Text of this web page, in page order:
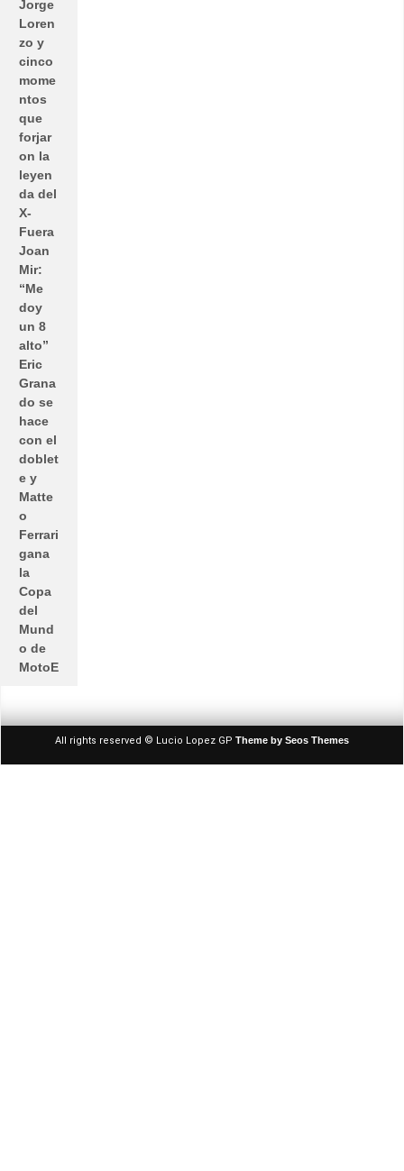
Jorge
Loren
zo y
cinco
mome
ntos
que
forjar
on la
leyen
da del
X-
Fuera
Joan
Mir:
“Me
doy
un 8
alto”
Eric
Grana
do se
hace
con el
doblet
e y
Matte
o
Ferrari
gana
la
Copa
del
Mund
o de
MotoE
All rights reserved © Lucio Lopez GP Theme by Seos Themes